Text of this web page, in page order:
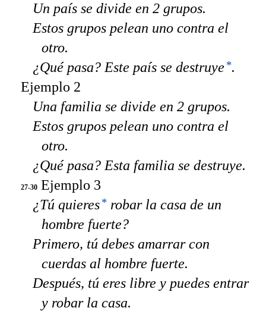
Un país se divide en 2 grupos.
Estos grupos pelean uno contra el
otro.
¿Qué pasa? Este país se destruye *.
Ejemplo 2
Una familia se divide en 2 grupos.
Estos grupos pelean uno contra el
otro.
¿Qué pasa? Esta familia se destruye.
27-30 Ejemplo 3
¿Tú quieres* robar la casa de un
hombre fuerte?
Primero, tú debes amarrar con
cuerdas al hombre fuerte.
Después, tú eres libre y puedes entrar
y robar la casa.